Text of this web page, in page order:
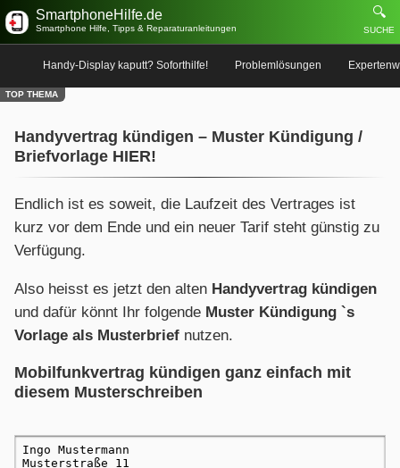
SmartphoneHilfe.de
Smartphone Hilfe, Tipps & Reparaturanleitungen
🔍
SUCHE
Handy-Display kaputt? Soforthilfe! Problemlösungen
TOP THEMA
Handyvertrag kündigen – Muster Kündigung /
Briefvorlage HIER!
Endlich ist es soweit, die Laufzeit des Vertrages ist
kurz vor dem Ende und ein neuer Tarif steht günstig zu
Verfügung.
Also heisst es jetzt den alten Handyvertrag kündigen
und dafür könnt Ihr folgende Muster Kündigung `s
Vorlage als Musterbrief nutzen.
Mobilfunkvertrag kündigen ganz einfach mit
diesem Musterschreiben